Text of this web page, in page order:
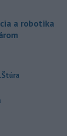
a robotika